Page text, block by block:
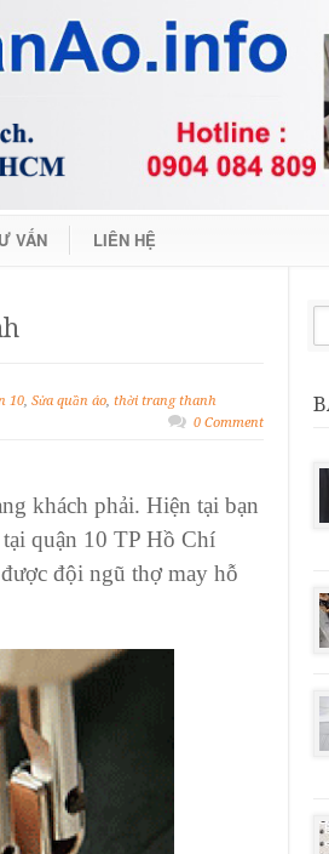
VẤN LIÊN HỆ
10, Sửa quần áo, thời trang thanh
0 Comment
khách phải. Hiện tại bạn
quận 10 TP Hồ Chí
đội ngũ thợ may hỗ